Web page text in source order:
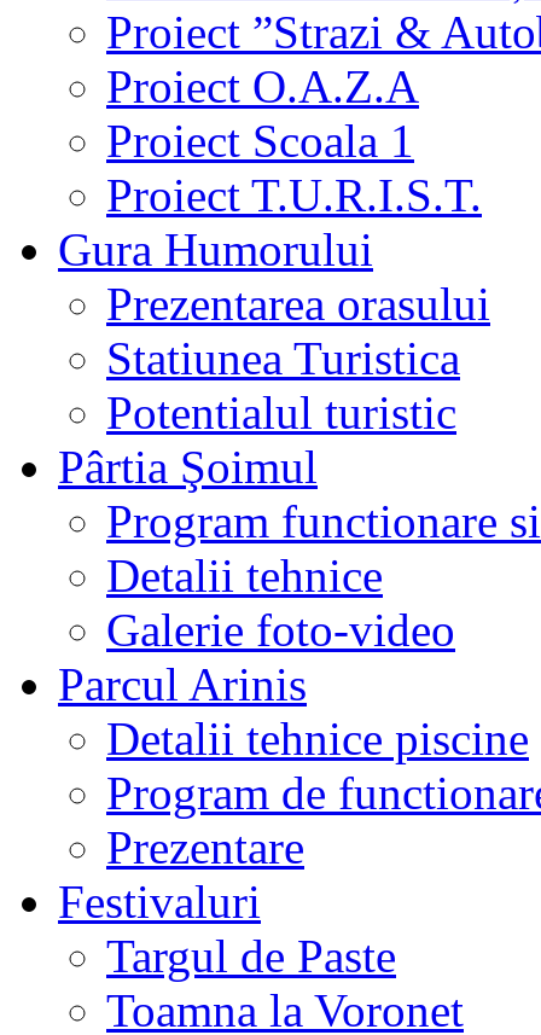
Proiect ”Strazi &
Proiect O.A.Z.A
Proiect Scoala 1
Proiect T.U.R.I.S.T.
Gura Humorului
Prezentarea orasului
Statiunea Turistica
Potentialul turistic
Pârtia Şoimul
Program functionare
Detalii tehnice
Galerie foto-video
Parcul Arinis
Detalii tehnice piscine
Program de
Prezentare
Festivaluri
Targul de Paste
Toamna la Voronet